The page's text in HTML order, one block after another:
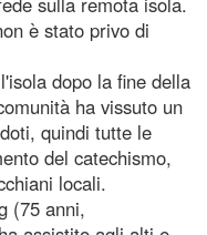
è stato privo di
dopo la fine della
ha vissuto un
quindi tutte le
del catechismo,
locali.
(75 anni,